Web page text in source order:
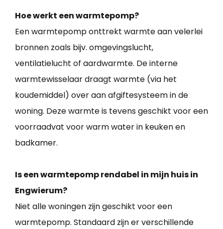
Hoe werkt een warmtepomp?
Een warmtepomp onttrekt warmte aan velerlei
bronnen zoals bijv. omgevingslucht,
ventilatielucht of aardwarmte. De interne
warmtewisselaar draagt warmte (via het
koudemiddel) over aan afgiftesysteem in de
woning. Deze warmte is tevens geschikt voor een
voorraadvat voor warm water in keuken en
badkamer.
Is een warmtepomp rendabel in mijn huis in
Engwierum?
Niet alle woningen zijn geschikt voor een
warmtepomp. Standaard zijn er verschillende